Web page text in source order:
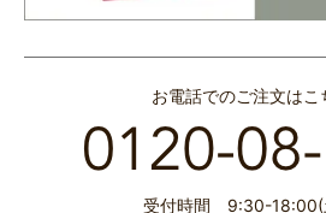
お電話でのご注文はこ
受付時間 9:30-18:00(